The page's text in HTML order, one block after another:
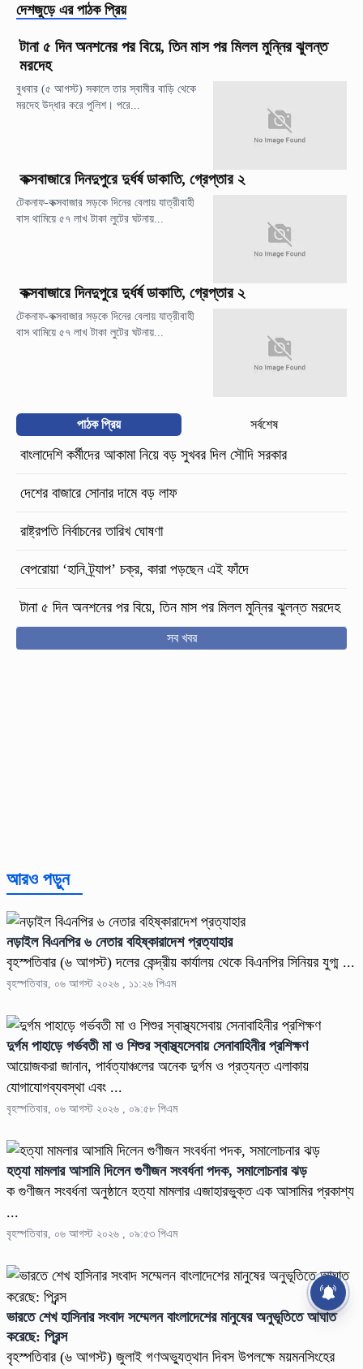
দেশজুড়ে এর পাঠক প্রিয়
টানা ৫ দিন অনশনের পর বিয়ে, তিন মাস পর মিলল মুন্নির ঝুলন্ত
মরদেহ
বুধবার (৫ আগস্ট) সকালে তার স্বামীর বাড়ি থেকে
মরদেহ উদ্ধার করে পুলিশ। পরে...
কক্সবাজারে দিনদুপুরে দুর্ধর্ষ ডাকাতি, গ্রেপ্তার ২
টেকনাফ-কক্সবাজার সড়কে দিনের বেলায় যাত্রীবাহী
বাস থামিয়ে ৫৭ লাখ টাকা লুটের ঘটনায়...
কক্সবাজারে দিনদুপুরে দুর্ধর্ষ ডাকাতি, গ্রেপ্তার ২
টেকনাফ-কক্সবাজার সড়কে দিনের বেলায় যাত্রীবাহী
বাস থামিয়ে ৫৭ লাখ টাকা লুটের ঘটনায়...
পাঠক প্রিয় সর্বশেষ
বাংলাদেশি কর্মীদের আকামা নিয়ে বড় সুখবর দিল সৌদি সরকার
দেশের বাজারে সোনার দামে বড় লাফ
রাষ্ট্রপতি নির্বাচনের তারিখ ঘোষণা
বেপরোয়া ‘হানি ট্র্যাপ’ চক্র, কারা পড়ছেন এই ফাঁদে
টানা ৫ দিন অনশনের পর বিয়ে, তিন মাস পর মিলল মুন্নির ঝুলন্ত মরদেহ
সব খবর
আরও পড়ুন
নড়াইল বিএনপির ৬ নেতার বহিষ্কারাদেশ প্রত্যাহার
বৃহস্পতিবার (৬ আগস্ট) দলের কেন্দ্রীয় কার্যালয় থেকে বিএনপির সিনিয়র যুগ্ম ...
বৃহস্পতিবার, ০৬ আগস্ট ২০২৬ , ১১:২৬ পিএম
দুর্গম পাহাড়ে গর্ভবতী মা ও শিশুর স্বাস্থ্যসেবায় সেনাবাহিনীর প্রশিক্ষণ
আয়োজকরা জানান, পার্বত্যাঞ্চলের অনেক দুর্গম ও প্রত্যন্ত এলাকায়
যোগাযোগব্যবস্থা এবং ...
বৃহস্পতিবার, ০৬ আগস্ট ২০২৬ , ০৯:৫৮ পিএম
হত্যা মামলার আসামি দিলেন গুণীজন সংবর্ধনা পদক, সমালোচনার ঝড়
ক গুণীজন সংবর্ধনা অনুষ্ঠানে হত্যা মামলার এজাহারভুক্ত এক আসামির প্রকাশ্য
...
বৃহস্পতিবার, ০৬ আগস্ট ২০২৬ , ০৯:৫৩ পিএম
ভারতে শেখ হাসিনার সংবাদ সম্মেলন বাংলাদেশের মানুষের অনুভূতিতে আঘাত
করেছে: প্রিন্স
বৃহস্পতিবার (৬ আগস্ট) জুলাই গণঅভ্যুত্থান দিবস উপলক্ষে ময়মনসিংহের